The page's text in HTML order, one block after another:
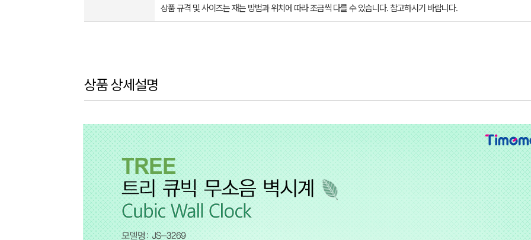
상품 규격 및 사이즈는 재는 방법과 위치에 따라 조금씩 다를 수 있습니다. 참고하시기 바랍니다.
상품 상세설명